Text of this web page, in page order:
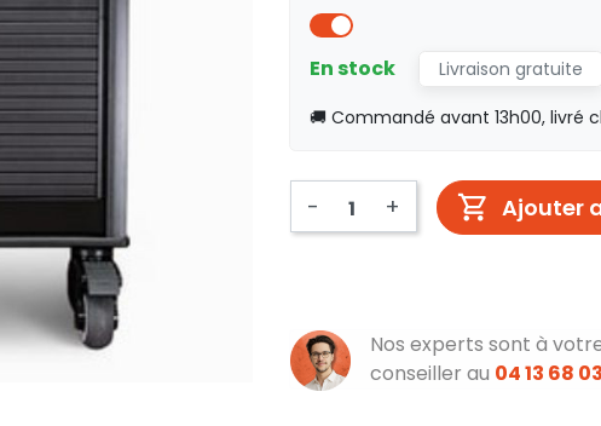
En stock
Livraison gratuite
🚚 Commandé avant 13h00, livré
- + Ajouter
Nos experts sont à
conseiller au 04 13 68